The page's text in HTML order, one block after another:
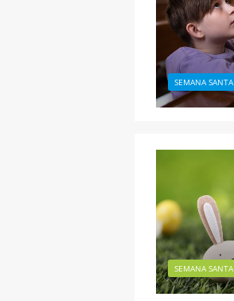
SEMANA SANTA
SEMANA SANTA